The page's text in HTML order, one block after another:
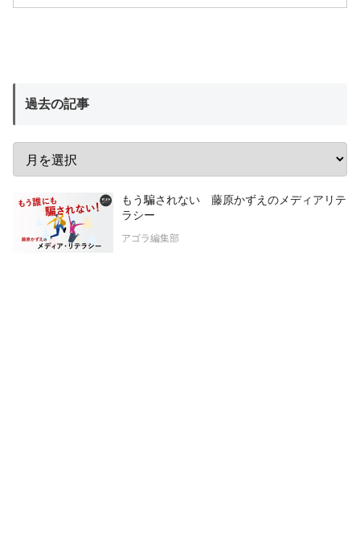
過去の記事
もう騙されない 藤原かずえのメディアリテ
ラシー
アゴラ編集部